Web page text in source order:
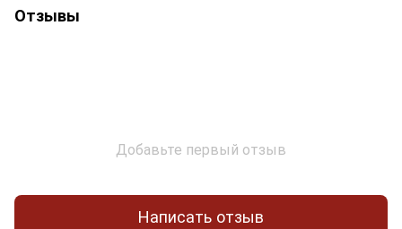
Отзывы
Добавьте первый отзыв
Написать отзыв